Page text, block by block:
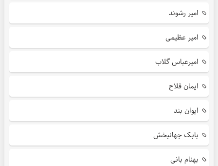
امیر رشوند
امیر عظیمی
امیرعباس گلاب
ایمان فلاح
ایوان بند
بابک جهانبخش
بهنام بانی